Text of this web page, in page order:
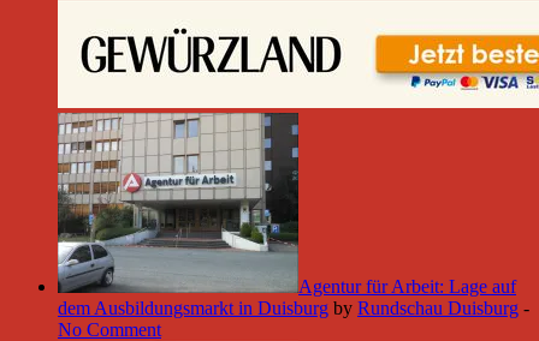
Agentur für Arbeit: Lage auf
dem Ausbildungsmarkt in Duisburg by Rundschau Duisburg -
No Comment